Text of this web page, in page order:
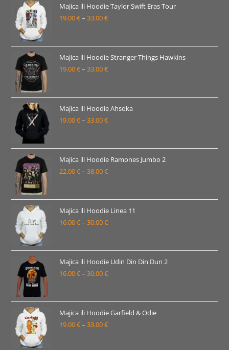
19.00 €
do
Majica ili Hoodie Taylor Swift Eras Tour
19.00€– 33.00€Raspon
od
19.00 €
do
Majica ili Hoodie Stranger Things Hawkins
19.00€– 33.00€Raspon
od
19.00 €
do
Majica ili Hoodie Ahsoka
19.00€– 33.00€Raspon
od
19.00 €
do
Majica ili Hoodie Ramones Jumbo 2
22.00€– 38.00€Raspon
od
22.00 €
do
Majica ili Hoodie Linea 11
16.00€– 30.00€Raspon
od
16.00 €
do
Majica ili Hoodie Udin Din Din Dun 2
16.00€– 30.00€Raspon
od
16.00 €
do
Majica ili Hoodie Garfield & Odie
19.00€– 33.00€Raspon